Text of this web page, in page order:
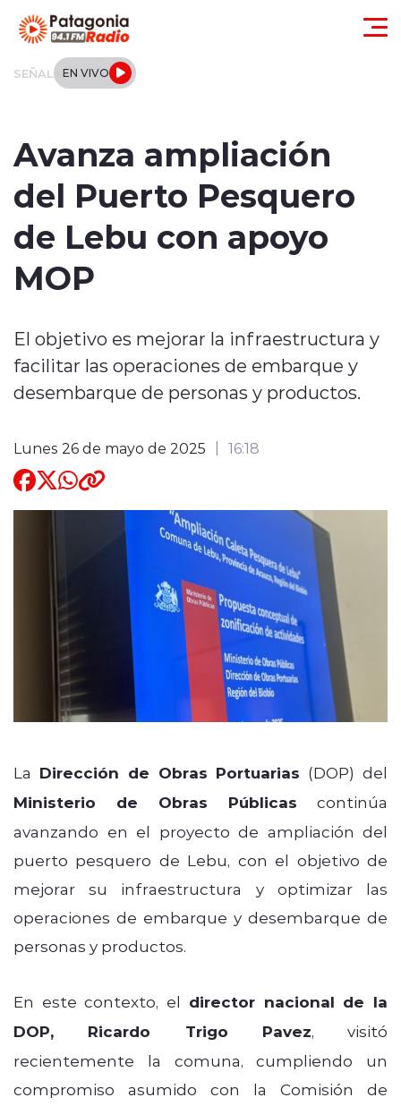
SEÑAL EN VIVO
Deportes
Entrevistas
modo claro
Avanza ampliación
del Puerto Pesquero
de Lebu con apoyo
MOP
El objetivo es mejorar la infraestructura y
facilitar las operaciones de embarque y
desembarque de personas y productos.
Lunes 26 de mayo de 2025 16:18
La Dirección de Obras Portuarias (DOP) del
Ministerio de Obras Públicas continúa
avanzando en el proyecto de ampliación del
puerto pesquero de Lebu, con el objetivo de
mejorar su infraestructura y optimizar las
operaciones de embarque y desembarque de
personas y productos.
En este contexto, el director nacional de la
DOP, Ricardo Trigo Pavez, visitó
recientemente la comuna, cumpliendo un
compromiso asumido con la Comisión de